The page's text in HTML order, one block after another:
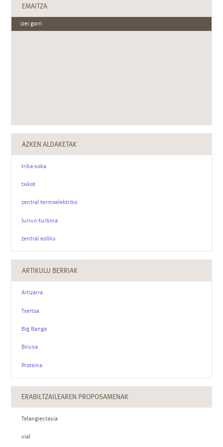
EMAITZA
izei gorri
AZKEN ALDAKETAK
trika-soka
txikot
zentral termoelektriko
lurrun-turbina
zentral eoliko
ARTIKULU BERRIAK
Artizarra
Txertoa
Big Banga
Birusa
Proteina
ERABILTZAILEAREN PROPOSAMENAK
Telangiectasia
vial